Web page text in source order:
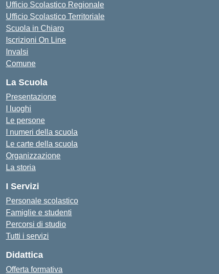
Ufficio Scolastico Regionale
Ufficio Scolastico Territoriale
Scuola in Chiaro
Iscrizioni On Line
Invalsi
Comune
La Scuola
Presentazione
I luoghi
Le persone
I numeri della scuola
Le carte della scuola
Organizzazione
La storia
I Servizi
Personale scolastico
Famiglie e studenti
Percorsi di studio
Tutti i servizi
Didattica
Offerta formativa